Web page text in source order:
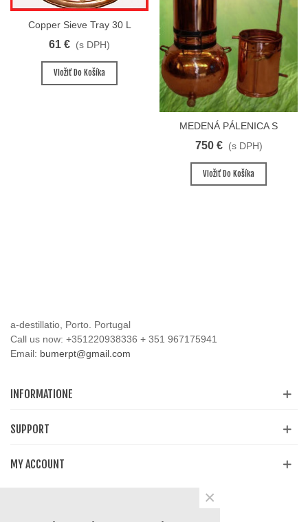
Copper Sieve Tray 30 L
61 € (s DPH)
Vložiť Do Košíka
MEDENÁ PÁLENICA S
AROMAVEŽOU PREMIUM 50
L
750 € (s DPH)
Vložiť Do Košíka
a-destillatio, Porto. Portugal
Call us now: +351220938336 + 351 967175941
Email: bumerpt@gmail.com
INFORMATIONE
SUPPORT
MY ACCOUNT
×